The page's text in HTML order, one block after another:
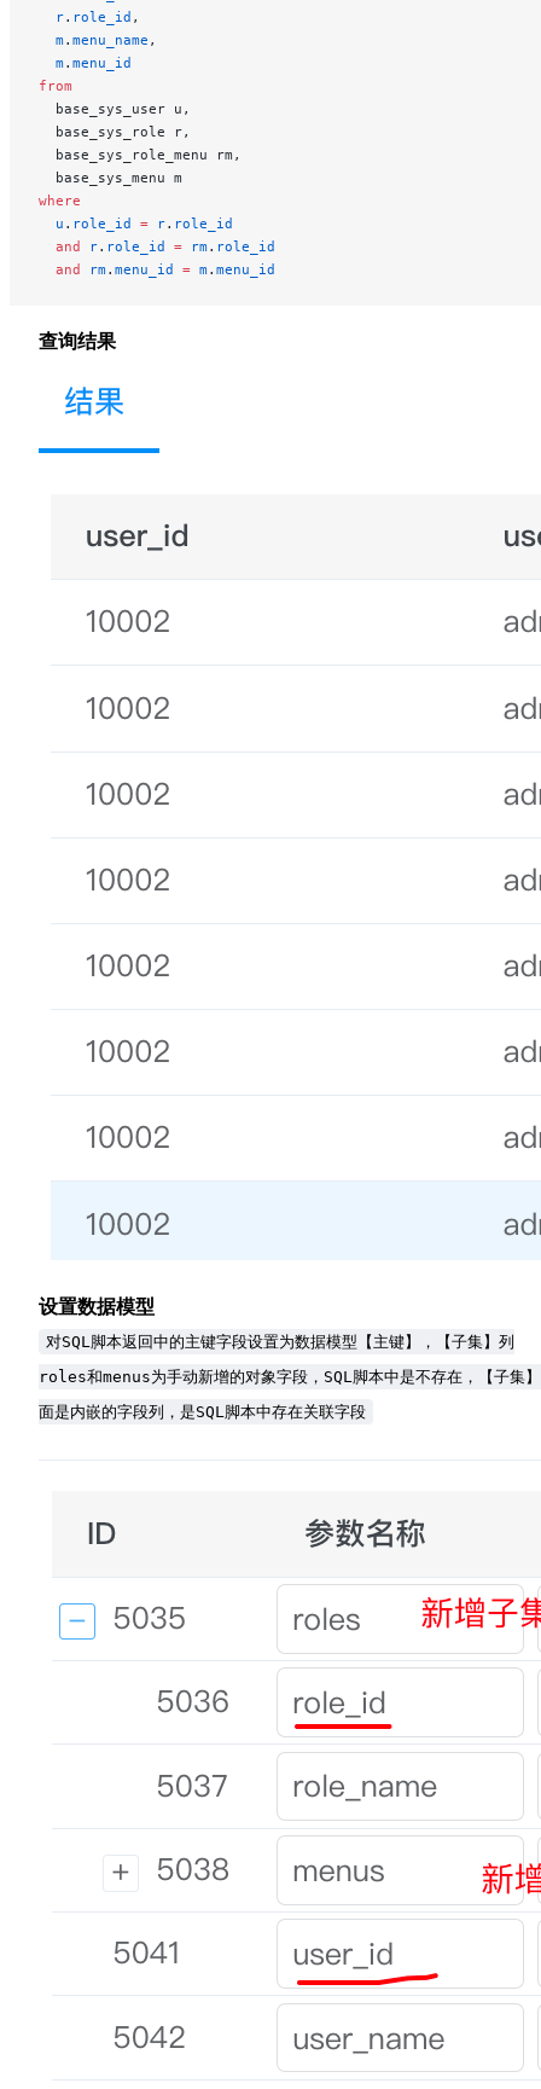
  r
. role_id ,
  m
. menu_name ,
  m
. menu_id
from
  base_sys_user u,
  base_sys_role r,
  base_sys_role_menu rm,
  base_sys_menu m
where
  u
. role_id = r. role_id
  and
r. role_id = rm. role_id
  and
rm. menu_id = m. menu_id
查询结果
设置数据模型
对SQL脚本返回中的主键字段设置为数据模型【主键】，【子集】列
roles和menus为手动新增的对象字段，SQL脚本中是不存在，【子集
面是内嵌的字段列，是SQL脚本中存在关联字段